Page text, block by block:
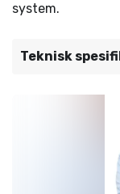
system.
Teknisk